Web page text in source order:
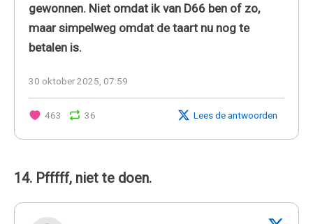
gewonnen. Niet omdat ik van D66 ben of zo,
maar simpelweg omdat de taart nu nog te
betalen is.
30 oktober 2025, 07:59
463 36 Lees de antwoorden
14. Pfffff, niet te doen.